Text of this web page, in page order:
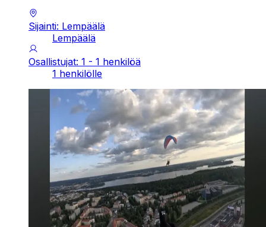
Sijainti: Lempäälä
Lempäälä
Osallistujat: 1 - 1 henkilöä
1 henkilölle